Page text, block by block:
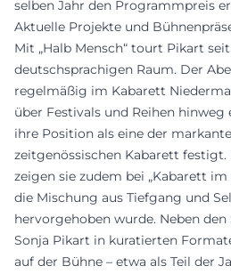
selben Jahr den Programmpreis
Aktuelle Projekte und
Mit „Halb Mensch“ tourt Pikart
deutschsprachigen Raum. Der
regelmäßig im Kabarett
über Festivals und Reihen hinweg
ihre Position als eine der
zeitgenössischen Kabarett festigt.
zeigen sie zudem bei „Kabarett
die Mischung aus Tiefgang und
hervorgehoben wurde. Neben
Sonja Pikart in kuratierten
auf der Bühne – etwa als Teil der